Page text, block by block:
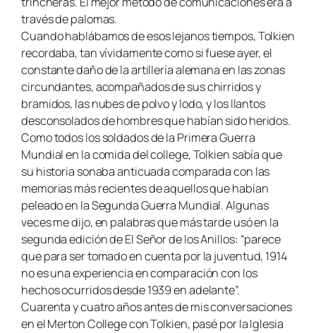
través de palomas.
Cuando hablábamos de esos lejanos tiempos, Tolkien
recordaba, tan vívidamente como si fuese ayer, el
constante daño de la artillería alemana en las zonas
circundantes, acompañados de sus chirridos y
bramidos, las nubes de polvo y lodo, y los llantos
desconsolados de hombres que habían sido heridos.
Como todos los soldados de la Primera Guerra
Mundial en la comida del college, Tolkien sabía que
su historia sonaba anticuada comparada con las
memorias más recientes de aquellos que habían
peleado en la Segunda Guerra Mundial. Algunas
veces me dijo, en palabras que más tarde usó en la
segunda edición de El Señor de los Anillos: “parece
que para ser tomado en cuenta por la juventud, 1914
no es una experiencia en comparación con los
hechos ocurridos desde 1939 en adelante”.
Cuarenta y cuatro años antes de mis conversaciones
en el Merton College con Tolkien, pasé por la Iglesia